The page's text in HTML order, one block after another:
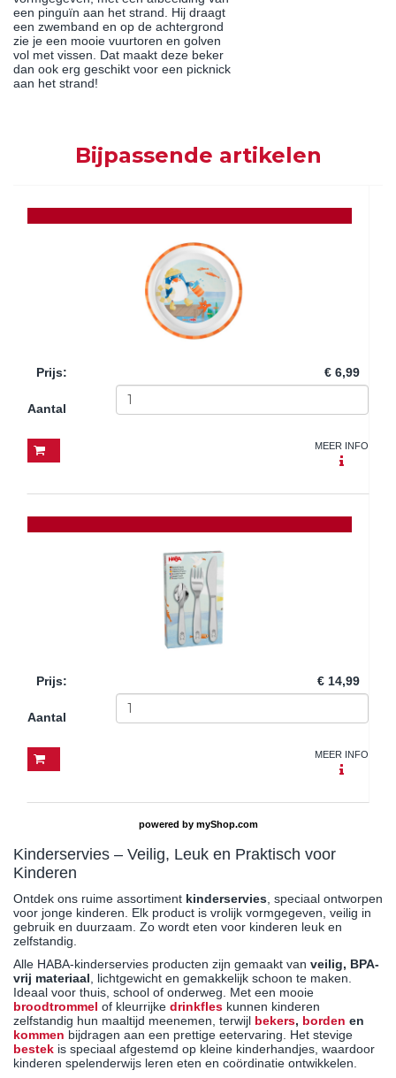
een pinguïn aan het strand. Hij draagt
een zwemband en op de achtergrond
zie je een mooie vuurtoren en golven
vol met vissen. Dat maakt deze beker
dan ook erg geschikt voor een picknick
aan het strand!
Bijpassende artikelen
Prijs: € 6,99
Aantal
MEER INFO
Prijs: € 14,99
Aantal
MEER INFO
powered by myShop.com
Kinderservies – Veilig, Leuk en Praktisch voor
Kinderen
Ontdek ons ruime assortiment kinderservies, speciaal ontworpen
voor jonge kinderen. Elk product is vrolijk vormgegeven, veilig in
gebruik en duurzaam. Zo wordt eten voor kinderen leuk en
zelfstandig.
Alle HABA-kinderservies producten zijn gemaakt van veilig, BPA-
vrij materiaal, lichtgewicht en gemakkelijk schoon te maken.
Ideaal voor thuis, school of onderweg. Met een mooie
broodtrommel of kleurrijke drinkfles kunnen kinderen
zelfstandig hun maaltijd meenemen, terwijl bekers, borden en
kommen bijdragen aan een prettige eetervaring. Het stevige
bestek is speciaal afgestemd op kleine kinderhandjes, waardoor
kinderen spelenderwijs leren eten en coördinatie ontwikkelen.